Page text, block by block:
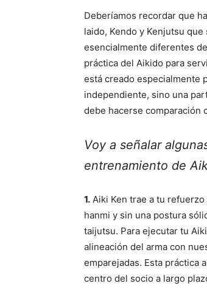
Deberíamos recordar que
laido, Kendo y Kenjutsu
esencialmente diferentes
práctica del Aikido para
está creado especialmente
independiente, sino una
debe hacerse comparación
Voy a señalar
entrenamiento de
1. Aiki Ken trae a tu
hanmi y sin una postura
taijutsu. Para ejecutar tu
alineación del arma con
emparejadas. Esta práctica
centro del socio a largo